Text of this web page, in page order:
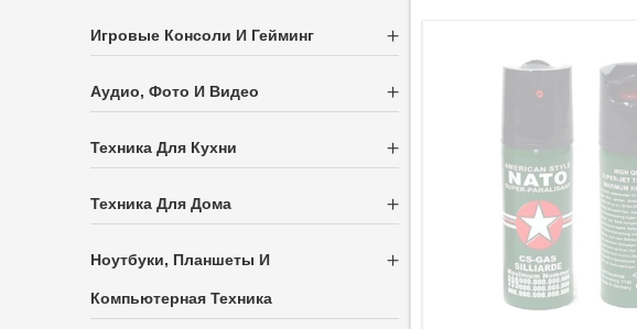
Игровые Консоли И Гейминг
Аудио, Фото И Видео
Техника Для Кухни
Техника Для Дома
Ноутбуки, Планшеты И
Компьютерная Техника